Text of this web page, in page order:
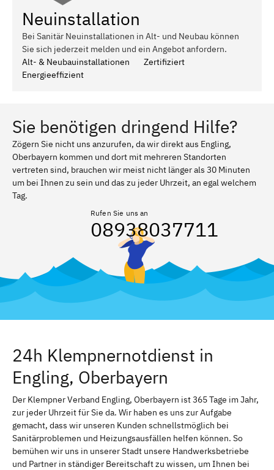
Neuinstallation
Bei Sanitär Neuinstallationen in Alt- und Neubau können
Sie sich jederzeit melden und ein Angebot anfordern.
Alt- & Neubauinstallationen
Zertifiziert
Energieeffizient
Sie benötigen dringend Hilfe?
Zögern Sie nicht uns anzurufen, da wir direkt aus Engling,
Oberbayern kommen und dort mit mehreren Standorten
vertreten sind, brauchen wir meist nicht länger als 30 Minuten
um bei Ihnen zu sein und das zu jeder Uhrzeit, an egal welchem
Tag.
Rufen Sie uns an
08938037711
24h Klempnernotdienst in
Engling, Oberbayern
Der Klempner Verband Engling, Oberbayern ist 365 Tage im Jahr,
zur jeder Uhrzeit für Sie da. Wir haben es uns zur Aufgabe
gemacht, dass wir unseren Kunden schnellstmöglich bei
Sanitärproblemen und Heizungsausfällen helfen können. So
bemühen wir uns in unserer Stadt unsere Handwerksbetriebe
und Partner in ständiger Bereitschaft zu wissen, um Ihnen bei